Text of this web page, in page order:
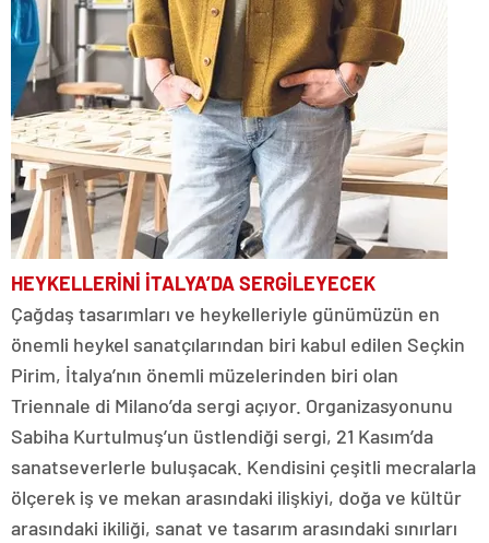
HEYKELLERİNİ İTALYA’DA SERGİLEYECEK
Çağdaş tasarımları ve heykelleriyle günümüzün en
önemli heykel sanatçılarından biri kabul edilen Seçkin
Pirim, İtalya’nın önemli müzelerinden biri olan
Triennale di Milano’da sergi açıyor. Organizasyonunu
Sabiha Kurtulmuş’un üstlendiği sergi, 21 Kasım’da
sanatseverlerle buluşacak. Kendisini çeşitli mecralarla
ölçerek iş ve mekan arasındaki ilişkiyi, doğa ve kültür
arasındaki ikiliği, sanat ve tasarım arasındaki sınırları